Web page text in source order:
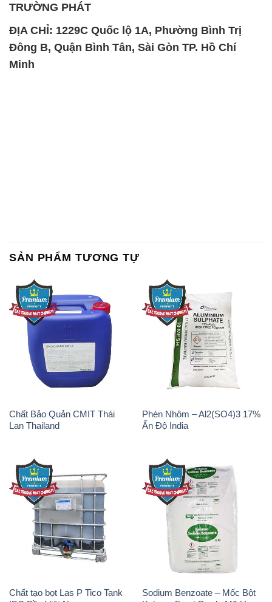
TRƯỜNG PHÁT
ĐỊA CHỈ: 1229C Quốc lộ 1A, Phường Bình Trị
Đông B, Quận Bình Tân, Sài Gòn TP. Hồ Chí
Minh
SẢN PHẨM TƯƠNG TỰ
Chất Bảo Quản CMIT Thái
Lan Thailand
Phèn Nhôm – Al2(SO4)3 17%
Ấn Độ India
Chất tạo bọt Las P Tico Tank
Sodium Benzoate – Mốc Bột